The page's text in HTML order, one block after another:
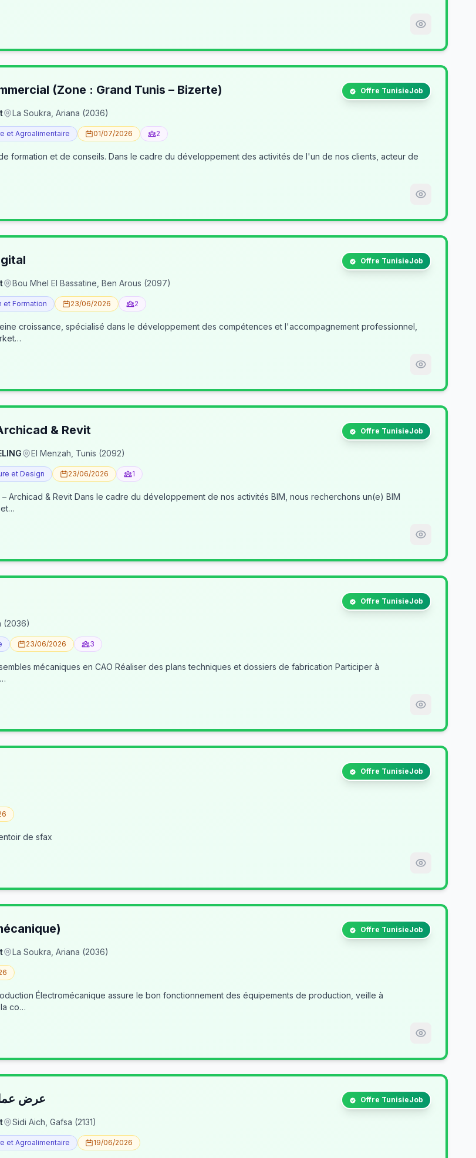
(Zone : Grand Tunis – Bizerte) Offre TunisieJob
La Soukra, Ariana (2036)
et Agroalimentaire 01/07/2026 2
formation et de conseils. Dans le cadre du développement des activités de l'un de nos clients, acteur de
Offre TunisieJob
Bou Mhel El Bassatine, Ben Arous (2097)
et Formation 23/06/2026 2
croissance, spécialisé dans le développement des compétences et l'accompagnement professionnel,
& Revit Offre TunisieJob
El Menzah, Tunis (2092)
et Design 23/06/2026 1
BIM, nous recherchons un(e) BIM
et…
Offre TunisieJob
(2036)
23/06/2026 3
mécaniques en CAO Réaliser des plans techniques et dossiers de fabrication Participer à
Offre TunisieJob
de sfax
Offre TunisieJob
La Soukra, Ariana (2036)
Électromécanique assure le bon fonctionnement des équipements de production, veille à
la co…
عرض Offre TunisieJob
Sidi Aich, Gafsa (2131)
et Agroalimentaire 19/06/2026